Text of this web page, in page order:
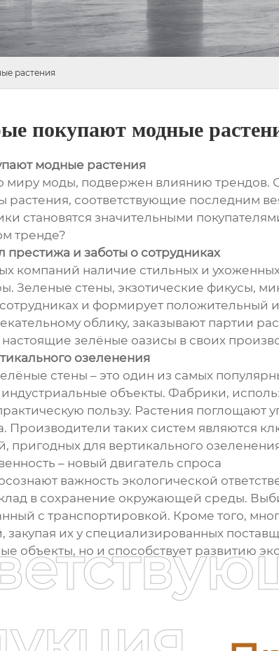
растения
покупают модные
модные растения
моды, подвержен влиянию трендов.
растения, соответствующие последним
становятся значительными
тренде?
и заботы о сотрудниках
компаний наличие стильных и
Зеленые стены, экзотические фикусы,
сотрудниках и формирует
облику, заказывают партии
настоящие зелёные оазисы в своих
озеленения
стены – это один из самых
индустриальные объекты. Фабрики,
пользу. Растения поглощают
Производители таких систем являются
пригодных для вертикального
– новый двигатель спроса
важность экологической
в сохранение окружающей среды.
с транспортировкой. Кроме того,
закупая их у специализированных
объекты, но и способствует развитию